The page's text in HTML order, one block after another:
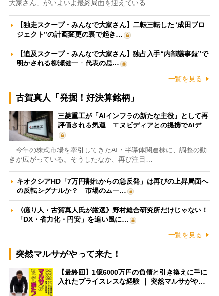
大家さん」がいよいよ最終局面を迎えている…
【独走スクープ・みんなで大家さん】二転三転した“成田プロ
ジェクト”の計画変更の裏で起き…
【追及スクープ・みんなで大家さん】独占入手“内部議事録”で
明かされる柳瀬健一・代表の思…
一覧を見る
古賀真人「発掘！好決算銘柄」
三菱重工が「AIインフラの新たな主役」として再
評価される気運 エヌビディアとの提携でAIデ…
今年の株式市場を牽引してきたAI・半導体関連株に、調整の動
きが広がっている。そうしたなか、再び注目…
キオクシアHD「7万円割れからの急反発」は再びの上昇局面へ
の反転シグナルか？ 市場のムー…
《億り人・古賀真人氏が厳選》野村総合研究所だけじゃない！
「DX・省力化・円安」を追い風に…
一覧を見る
突然マルサがやって来た！
【最終回】1億6000万円の負債と引き換えに手に
入れたプライスレスな経験 ｜ 突然マルサがや…